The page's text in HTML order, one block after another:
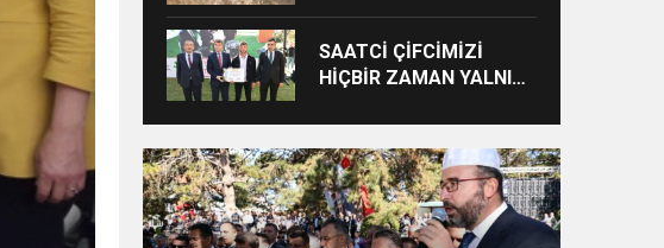
kapsamlı bir söyleşi ve seminer
gerçekleştirildi.
ÇÖZÜM DEĞİL,
GÖREVİNİ YAP!”
SAATCİ ÇİFCİMİZİ
HİÇBİR ZAMAN YALNIZ